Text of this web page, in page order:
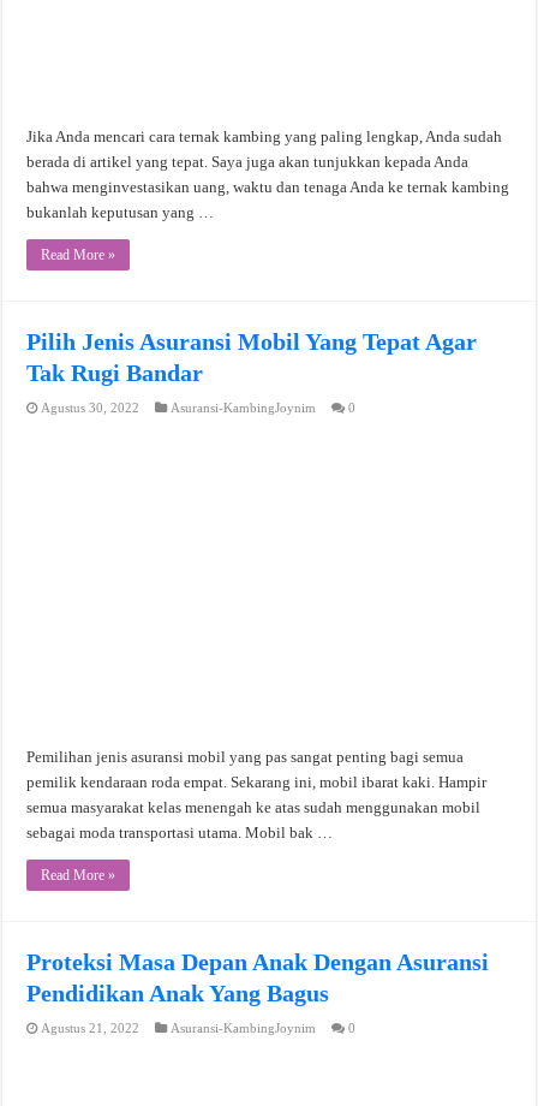
Jika Anda mencari cara ternak kambing yang paling lengkap, Anda sudah
berada di artikel yang tepat. Saya juga akan tunjukkan kepada Anda
bahwa menginvestasikan uang, waktu dan tenaga Anda ke ternak kambing
bukanlah keputusan yang …
Read More »
Pilih Jenis Asuransi Mobil Yang Tepat Agar
Tak Rugi Bandar
Agustus 30, 2022 Asuransi-KambingJoynim 0
Pemilihan jenis asuransi mobil yang pas sangat penting bagi semua
pemilik kendaraan roda empat. Sekarang ini, mobil ibarat kaki. Hampir
semua masyarakat kelas menengah ke atas sudah menggunakan mobil
sebagai moda transportasi utama. Mobil bak …
Read More »
Proteksi Masa Depan Anak Dengan Asuransi
Pendidikan Anak Yang Bagus
Agustus 21, 2022 Asuransi-KambingJoynim 0